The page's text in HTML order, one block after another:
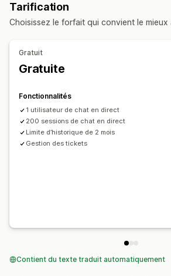
Suivi du comportement
Récupération de panier
Recommandations de produits
Couleur et police
Message d’accueil
Attribution du chat
Traduction
Tarification
Choisissez le forfait qui convient le
Gratuit
Gratuite
Fonctionnalités
1 utilisateur de chat en direct
200 sessions de chat en direct
Limite d’historique de 2 mois
Gestion des tickets
Contient du texte traduit automatiquement